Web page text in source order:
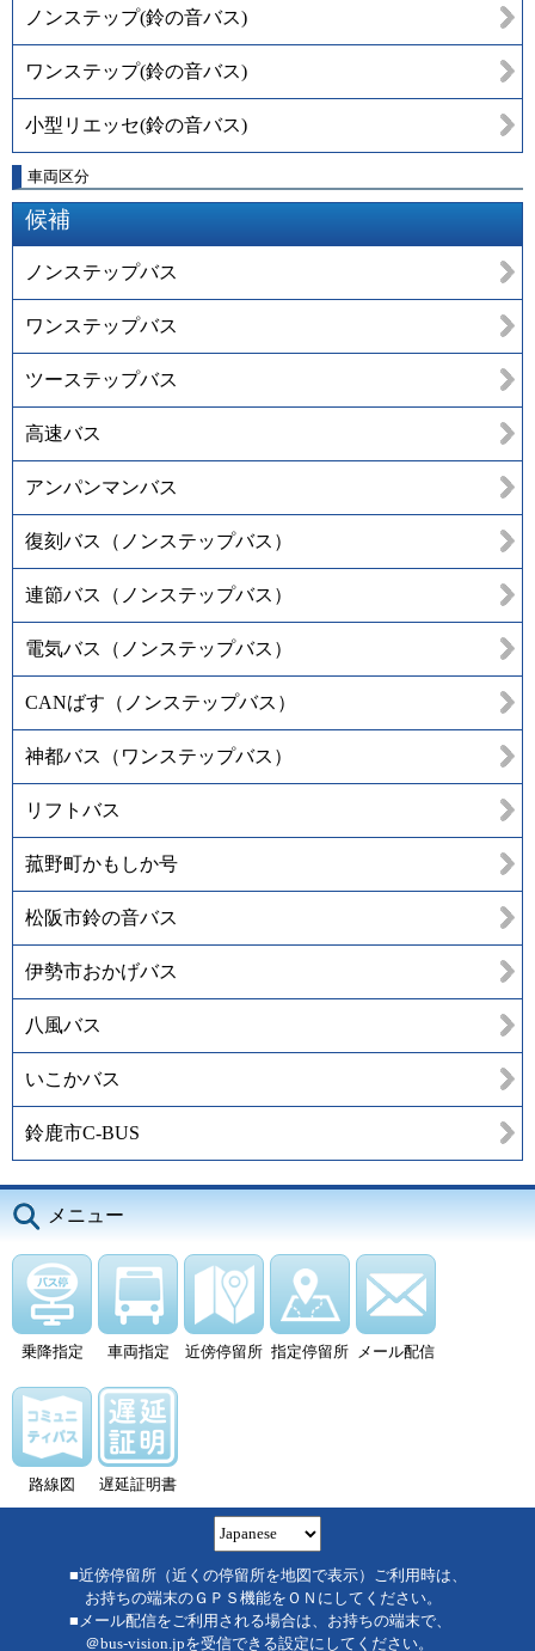
ノンステップ(鈴の音バス)
ワンステップ(鈴の音バス)
小型リエッセ(鈴の音バス)
車両区分
候補
ノンステップバス
ワンステップバス
ツーステップバス
高速バス
アンパンマンバス
復刻バス（ノンステップバス）
連節バス（ノンステップバス）
電気バス（ノンステップバス）
CANばす（ノンステップバス）
神都バス（ワンステップバス）
リフトバス
菰野町かもしか号
松阪市鈴の音バス
伊勢市おかげバス
八風バス
いこかバス
鈴鹿市C-BUS
メニュー
乗降指定 車両指定 近傍停留所 指定停留所 メール配信
路線図 遅延証明書
■近傍停留所（近くの停留所を地図で表示）ご利用時は、
お持ちの端末のＧＰＳ機能をＯＮにしてください。
■メール配信をご利用される場合は、お持ちの端末で、
＠bus-vision.jpを受信できる設定にしてください。